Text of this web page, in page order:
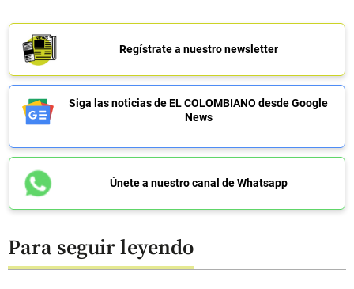
Regístrate a nuestro newsletter
Siga las noticias de EL COLOMBIANO desde Google
News
Únete a nuestro canal de Whatsapp
Para seguir leyendo